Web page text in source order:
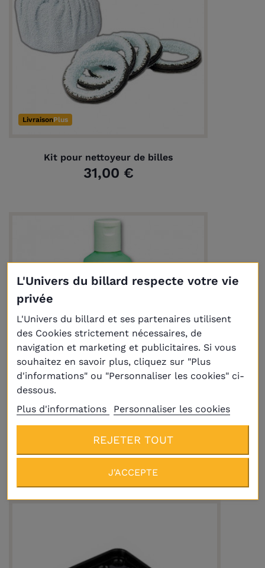
LivraisonPlus
Kit pour nettoyeur de billes
31,00 €
LivraisonPlus
10,40 €
L'Univers du billard respecte votre vie
privée
L'Univers du billard et ses partenaires utilisent
des Cookies strictement nécessaires, de
navigation et marketing et publicitaires. Si vous
souhaitez en savoir plus, cliquez sur "Plus
d'informations" ou "Personnaliser les cookies" ci-
dessous.
Plus d'informations
Personnaliser les cookies
REJETER TOUT
J'ACCEPTE